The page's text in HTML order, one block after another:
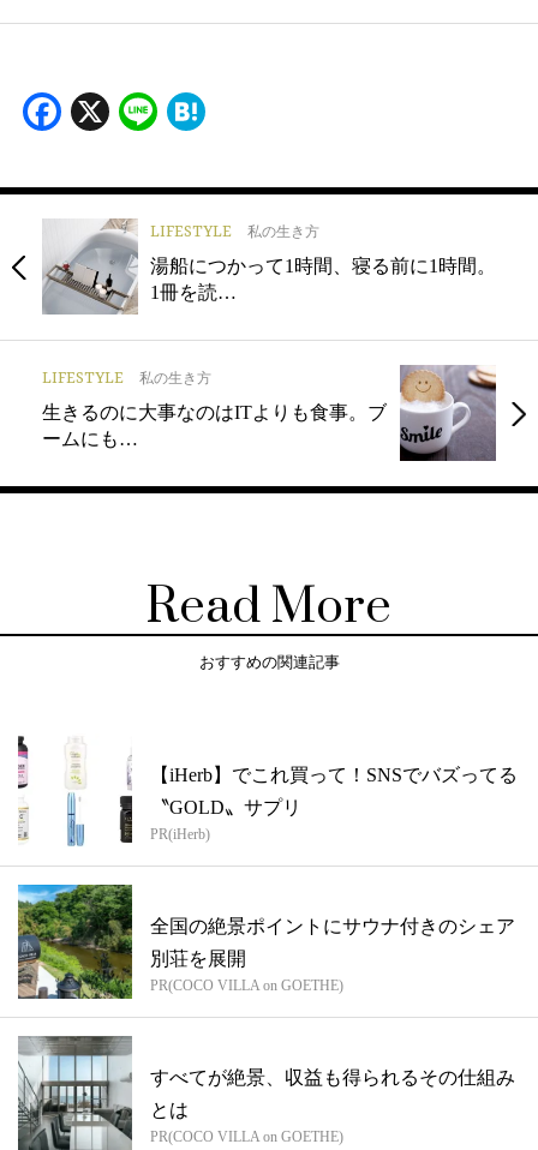
Facebook
X Line
LIFESTYLE 私の生き方
湯船につかって1時間、寝る前に1時間。
1冊を読…
LIFESTYLE 私の生き方
生きるのに大事なのはITよりも食事。ブ
ームにも…
Read More
おすすめの関連記事
【iHerb】でこれ買って！SNSでバズってる
〝GOLD〟サプリ
PR(iHerb)
全国の絶景ポイントにサウナ付きのシェア
別荘を展開
PR(COCO VILLA on GOETHE)
すべてが絶景、収益も得られるその仕組み
とは
PR(COCO VILLA on GOETHE)